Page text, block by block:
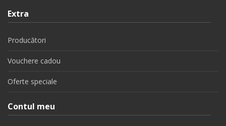
Extra
Producători
Vouchere cadou
Oferte speciale
Contul meu